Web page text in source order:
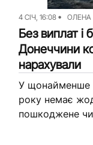
4 СІЧ, 16:08 ОЛЕНА
Без виплат і
Донеччини
нарахували
У щонайменше
року немає
пошкоджене чи